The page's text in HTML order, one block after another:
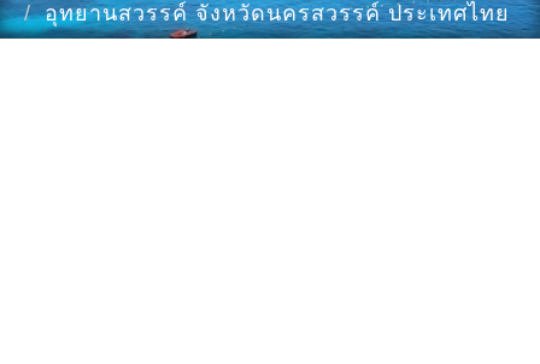
อุทยานสวรรค์ จังหวัดนครสวรรค์ ประเทศไทย